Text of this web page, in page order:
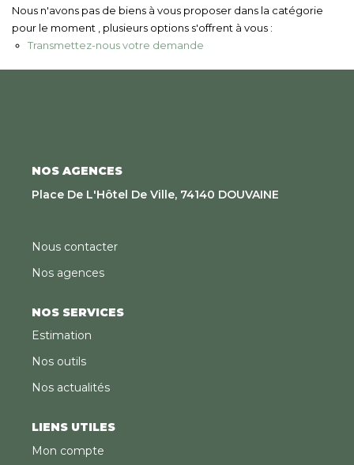
CONTACT
Nous n'avons pas de biens à vous proposer dans la catégorie
pour le moment , plusieurs options s'offrent à vous :
Transmettez-nous votre demande
NOS AGENCES
Place De L'Hôtel De Ville, 74140 DOUVAINE
Nous contacter
Nos agences
NOS SERVICES
Estimation
Nos outils
Nos actualités
LIENS UTILES
Mon compte